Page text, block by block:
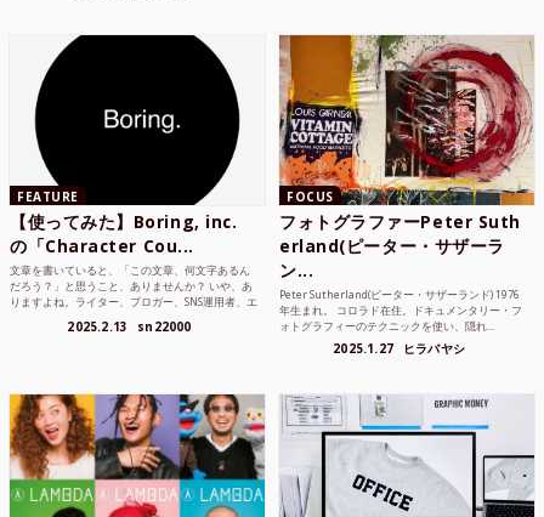
FEATURE
【使ってみた】Boring, inc.
の「Character Cou...
文章を書いていると、「この文章、何文字あるん
だろう？」と思うこと、ありませんか？ いや、あ
りますよね。ライター、ブロガー、SNS運用者、エ
2025.2.13 sn22000
FOCUS
フォトグラファーPeter Suth
erland(ピーター・サザーラ
ン...
Peter Sutherland(ピーター・サザーランド) 1976
年生まれ。 コロラド在住。ドキュメンタリー・フ
ォトグラフィーのテクニックを使い、隠れ...
2025.1.27 ヒラバヤシ